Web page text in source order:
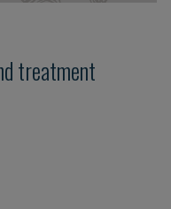
treatment